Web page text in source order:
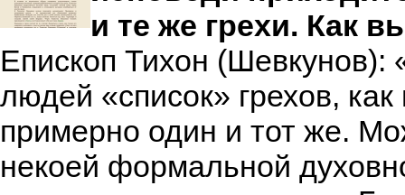
и те же грехи. Как
Епископ Тихон (Шевкунов):
людей «список» грехов,
примерно один и тот же.
некоей формальной